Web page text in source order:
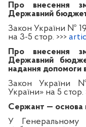
Про внесення
Державний бюджет
Закон України №
на 3-5 стор. >>>
Про внесення
Державний
надання допомоги
Закон України
України» на 5 стор.
Сержант — основа
У Генеральному